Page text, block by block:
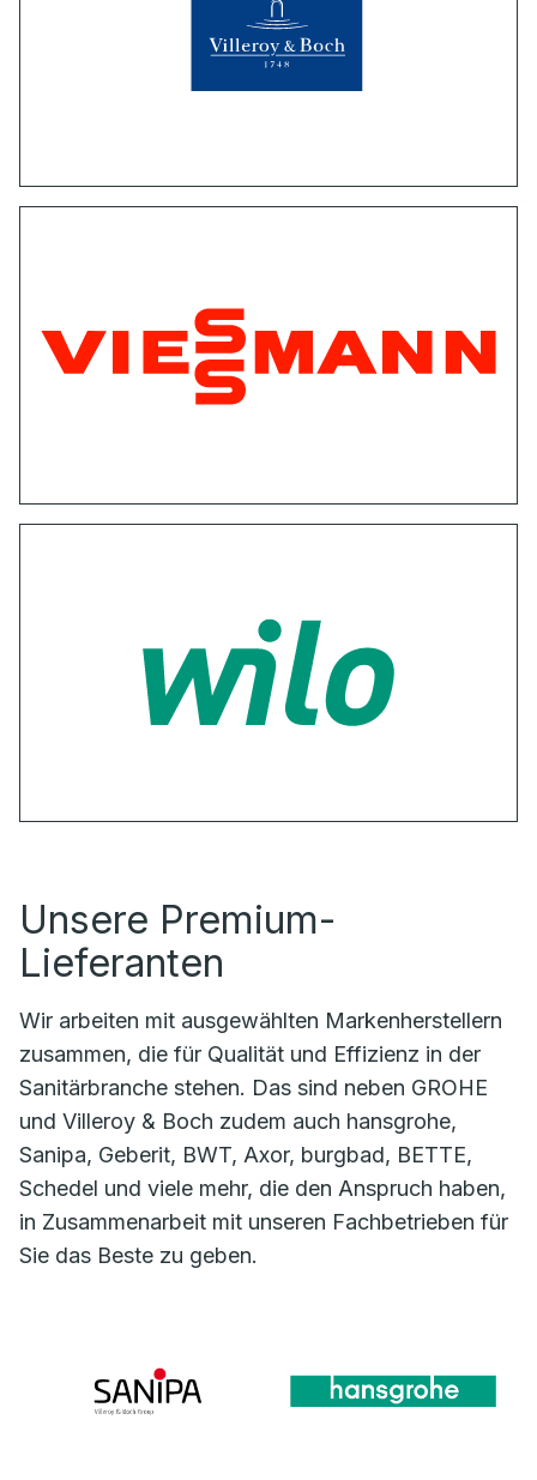
Unsere Premium-
Lieferanten
Wir arbeiten mit ausgewählten Markenherstellern
zusammen, die für Qualität und Effizienz in der
Sanitärbranche stehen. Das sind neben GROHE
und Villeroy & Boch zudem auch hansgrohe,
Sanipa, Geberit, BWT, Axor, burgbad, BETTE,
Schedel und viele mehr, die den Anspruch haben,
in Zusammenarbeit mit unseren Fachbetrieben für
Sie das Beste zu geben.